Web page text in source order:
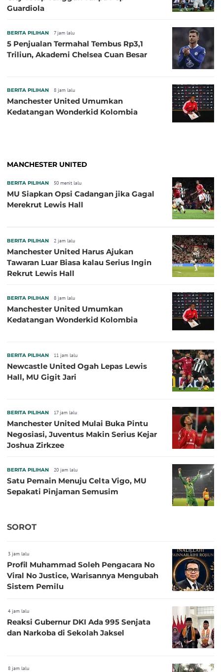
Guardiola
BERITA PILIHAN 7 jam lalu
5 Penjualan Termahal Tembus Rp3,1
Triliun, Akademi Chelsea Cuan Besar
BERITA PILIHAN 8 jam lalu
Manchester United Umumkan
Kedatangan Wonderkid Kolombia
MANCHESTER UNITED
BERITA PILIHAN 50 menit lalu
MU Siapkan Opsi Cadangan jika Gagal
Merekrut Lewis Hall
BERITA PILIHAN 2 jam lalu
Manchester United Harus Ajukan
Tawaran Luar Biasa kalau Serius Ingin
Rekrut Lewis Hall
BERITA PILIHAN 8 jam lalu
Manchester United Umumkan
Kedatangan Wonderkid Kolombia
BERITA PILIHAN 11 jam lalu
Newcastle United Ogah Lepas Lewis
Hall, MU Gigit Jari
BERITA PILIHAN 17 jam lalu
Manchester United Mulai Buka Pintu
Negosiasi, Juventus Makin Serius Kejar
Joshua Zirkzee
BERITA PILIHAN 20 jam lalu
Satu Pemain Menuju Celta Vigo, MU
Sepakati Pinjaman Semusim
SOROT
3 jam lalu
Profil Muhammad Soleh Pengacara No
Viral No Justice, Warisannya Mengubah
Sistem Pemilu
4 jam lalu
Reaksi Gubernur DKI Ada 995 Senjata
dan Narkoba di Sekolah Jaksel
8 jam lalu